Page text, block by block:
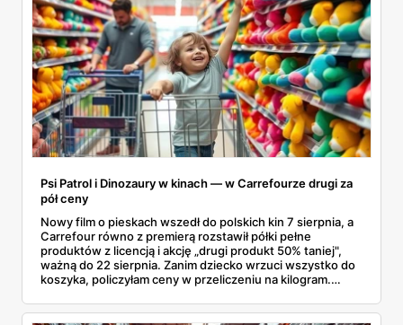
Psi Patrol i Dinozaury w kinach — w Carrefourze drugi za
pół ceny
Nowy film o pieskach wszedł do polskich kin 7 sierpnia, a
Carrefour równo z premierą rozstawił półki pełne
produktów z licencją i akcję „drugi produkt 50% taniej",
ważną do 22 sierpnia. Zanim dziecko wrzuci wszystko do
koszyka, policzyłam ceny w przeliczeniu na kilogram.
prawie 140 zł za kilogram, ale lody do mrożenia i rurki